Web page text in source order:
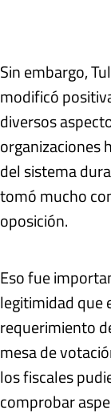
Sin embargo,
modificó
diversos
organizaciones
del sistema
tomó mucho
oposición.
Eso fue
legitimidad que
requerimiento
mesa de
los fiscales
comprobar